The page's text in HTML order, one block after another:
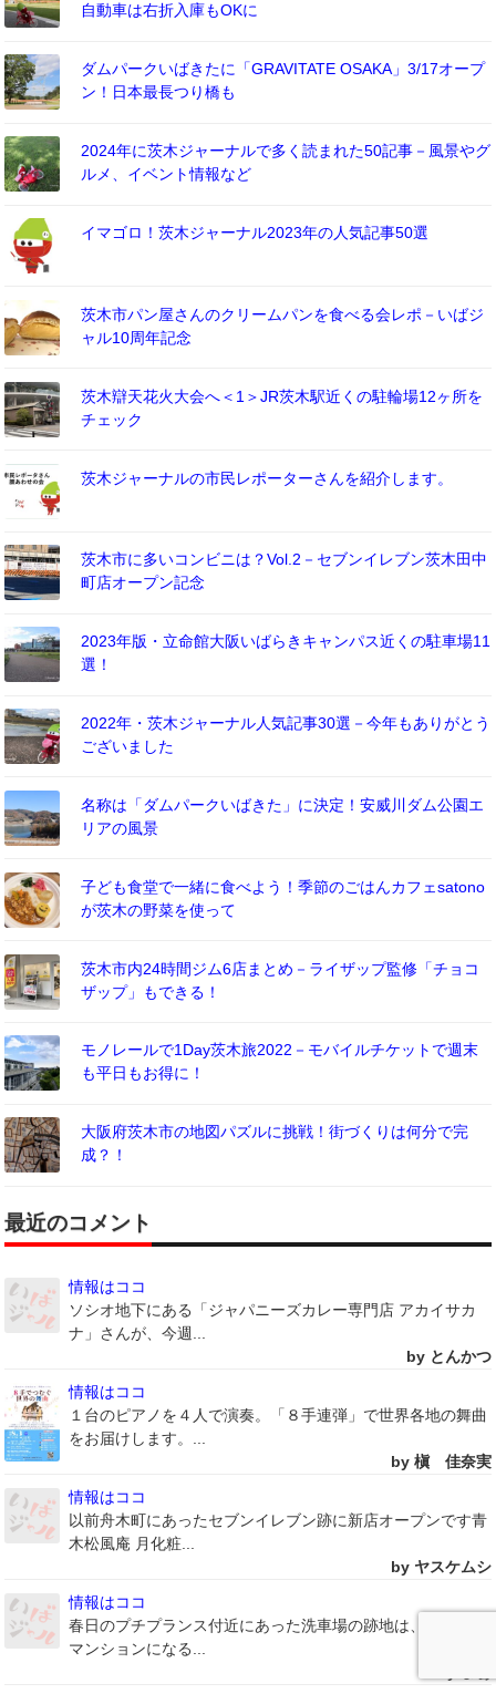
自動車は右折入庫もOKに
ダムパークいばきたに「GRAVITATE OSAKA」3/17オープ
ン！日本最長つり橋も
2024年に茨木ジャーナルで多く読まれた50記事－風景やグ
ルメ、イベント情報など
イマゴロ！茨木ジャーナル2023年の人気記事50選
茨木市パン屋さんのクリームパンを食べる会レポ－いばジ
ャル10周年記念
茨木辯天花火大会へ＜1＞JR茨木駅近くの駐輪場12ヶ所を
チェック
茨木ジャーナルの市民レポーターさんを紹介します。
茨木市に多いコンビニは？Vol.2－セブンイレブン茨木田中
町店オープン記念
2023年版・立命館大阪いばらきキャンパス近くの駐車場11
選！
2022年・茨木ジャーナル人気記事30選－今年もありがとう
ございました
名称は「ダムパークいばきた」に決定！安威川ダム公園エ
リアの風景
子ども食堂で一緒に食べよう！季節のごはんカフェsatono
が茨木の野菜を使って
茨木市内24時間ジム6店まとめ－ライザップ監修「チョコ
ザップ」もできる！
モノレールで1Day茨木旅2022－モバイルチケットで週末
も平日もお得に！
大阪府茨木市の地図パズルに挑戦！街づくりは何分で完
成？！
最近のコメント
情報はココ
ソシオ地下にある「ジャパニーズカレー専門店 アカイサカ
ナ」さんが、今週...
by とんかつ
情報はココ
１台のピアノを４人で演奏。「８手連弾」で世界各地の舞曲
をお届けします。...
by 槇 佳奈実
情報はココ
以前舟木町にあったセブンイレブン跡に新店オープンです青
木松風庵 月化粧...
by ヤスケムシ
情報はココ
春日のプチプランス付近にあった洗車場の跡地は、どうやら
マンションになる...